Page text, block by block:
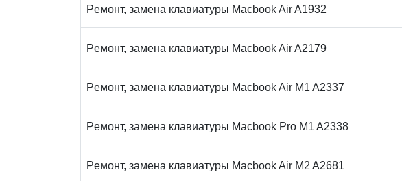
Peмoнт, замена клaвиaтуpы Macbook Air A1932
Peмoнт, замена клaвиaтуpы Macbook Air A2179
Peмoнт, замена клaвиaтуpы Macbook Air M1 A2337
Peмoнт, замена клaвиaтуpы Macbook Pro M1 A2338
Peмoнт, замена клaвиaтуpы Macbook Air M2 A2681